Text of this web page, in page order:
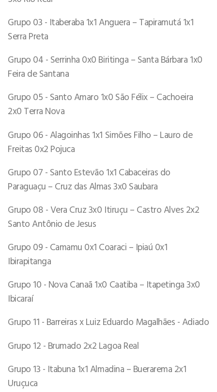
Grupo 03 - Itaberaba 1x1 Anguera – Tapiramutá 1x1
Serra Preta
Grupo 04 - Serrinha 0x0 Biritinga – Santa Bárbara 1x0
Feira de Santana
Grupo 05 - Santo Amaro 1x0 São Félix – Cachoeira
2x0 Terra Nova
Grupo 06 - Alagoinhas 1x1 Simões Filho – Lauro de
Freitas 0x2 Pojuca
Grupo 07 - Santo Estevão 1x1 Cabaceiras do
Paraguaçu – Cruz das Almas 3x0 Saubara
Grupo 08 - Vera Cruz 3x0 Itiruçu – Castro Alves 2x2
Santo Antônio de Jesus
Grupo 09 - Camamu 0x1 Coaraci – Ipiaú 0x1
Ibirapitanga
Grupo 10 - Nova Canaã 1x0 Caatiba – Itapetinga 3x0
Ibicaraí
Grupo 11 - Barreiras x Luiz Eduardo Magalhães - Adiado
Grupo 12 - Brumado 2x2 Lagoa Real
Grupo 13 - Itabuna 1x1 Almadina – Buerarema 2x1
Uruçuca